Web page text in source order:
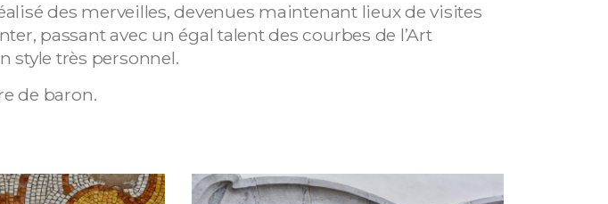
des merveilles, devenues maintenant lieux de visites
passant avec un égal talent des courbes de l’Art
style très personnel.
de baron.